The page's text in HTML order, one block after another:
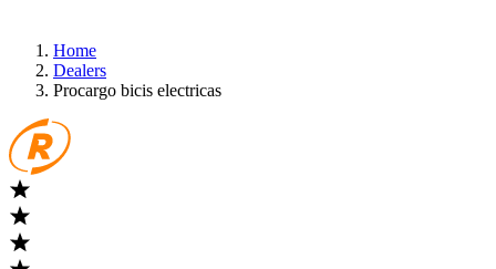
Home
Dealers
Procargo bicis electricas